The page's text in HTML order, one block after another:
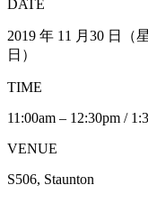
DATE
2019 年 11 月30 日（
日）
TIME
11:00am – 12:30pm /
VENUE
S506, Staunton